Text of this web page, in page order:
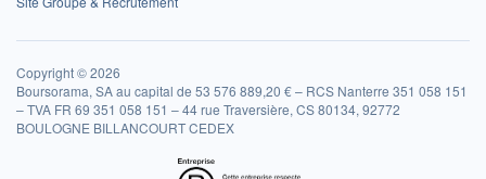
Copyright © 2026
Boursorama, SA au capital de 53 576 889,20 € – RCS Nanterre 351 058 151
– TVA FR 69 351 058 151 – 44 rue Traversière, CS 80134, 92772
BOULOGNE BILLANCOURT CEDEX